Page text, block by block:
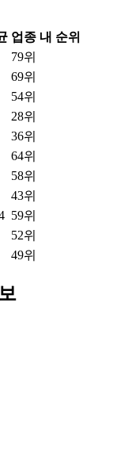
업종 내 순위
79위
69위
54위
28위
36위
64위
58위
43위
59위
52위
49위